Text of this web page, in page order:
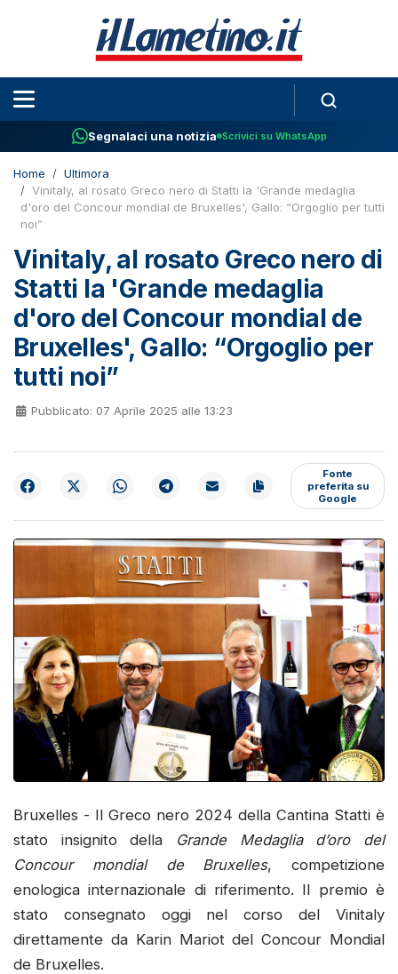
Segnalaci una notizia Scrivici su WhatsApp
Home
Ultimora
Vinitaly, al rosato Greco nero di Statti la 'Grande medaglia
d'oro del Concour mondial de Bruxelles', Gallo: “Orgoglio per tutti
noi”
Vinitaly, al rosato Greco nero di
Statti la 'Grande medaglia
d'oro del Concour mondial de
Bruxelles', Gallo: “Orgoglio per
tutti noi”
Pubblicato: 07 Aprile 2025 alle 13:23
Fonte
preferita su
Google
Bruxelles - Il Greco nero 2024 della Cantina Statti è
stato insignito della Grande Medaglia d’oro del
Concour mondial de Bruxelles, competizione
enologica internazionale di riferimento. Il premio è
stato consegnato oggi nel corso del Vinitaly
direttamente da Karin Mariot del Concour Mondial
de Bruxelles.